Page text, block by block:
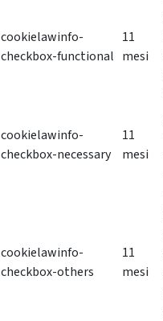
cookielawinfo-
checkbox-functional
11
mesi
cookielawinfo-
checkbox-necessary
11
mesi
cookielawinfo-
checkbox-others
11
mesi